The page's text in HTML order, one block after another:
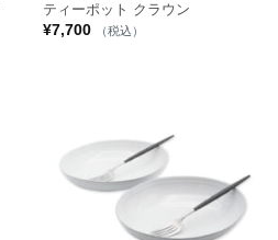
ティーポット クラウン
¥7,700 （税込）